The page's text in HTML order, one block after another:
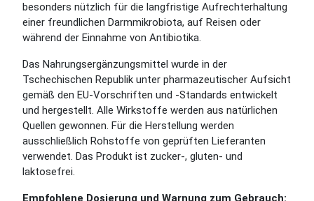
besonders nützlich für die langfristige Aufrechterhaltung
einer freundlichen Darmmikrobiota, auf Reisen oder
während der Einnahme von Antibiotika.
Das Nahrungsergänzungsmittel wurde in der
Tschechischen Republik unter pharmazeutischer Aufsicht
gemäß den EU-Vorschriften und -Standards entwickelt
und hergestellt. Alle Wirkstoffe werden aus natürlichen
Quellen gewonnen. Für die Herstellung werden
ausschließlich Rohstoffe von geprüften Lieferanten
verwendet. Das Produkt ist zucker-, gluten- und
laktosefrei.
Empfohlene Dosierung und Warnung zum Gebrauch: